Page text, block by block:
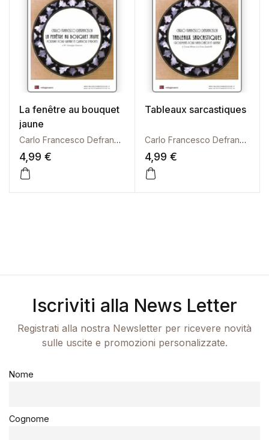
La fenêtre au bouquet
jaune
Carlo Francesco Defranceschi
4,99 €
Tableaux sarcastiques
Carlo Francesco Defranceschi
4,99 €
Iscriviti alla News Letter
Registrati alla nostra Newsletter per ricevere novità
sulle uscite e promozioni personalizzate.
Nome
Cognome